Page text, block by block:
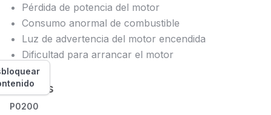
Pérdida de potencia del motor
Consumo anormal de combustible
Luz de advertencia del motor encendida
Dificultad para arrancar el motor
Causas
P0200